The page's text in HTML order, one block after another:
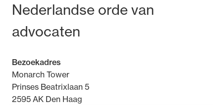
Bezoek- en postadres
Nederlandse orde van
advocaten
Bezoekadres
Monarch Tower
Prinses Beatrixlaan 5
2595 AK Den Haag